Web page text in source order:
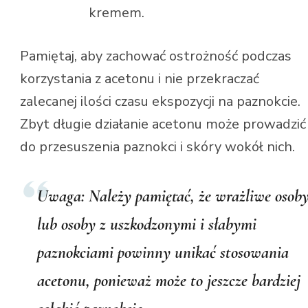
kremem.
Pamiętaj, aby zachować ostrożność podczas
korzystania z acetonu i nie przekraczać
zalecanej ilości czasu ekspozycji na paznokcie.
Zbyt długie działanie acetonu może prowadzić
do przesuszenia paznokci i skóry wokół nich.
Uwaga: Należy pamiętać, że wrażliwe
lub osoby z uszkodzonymi i słabymi
paznokciami powinny unikać stosowania
acetonu, ponieważ może to jeszcze bardziej